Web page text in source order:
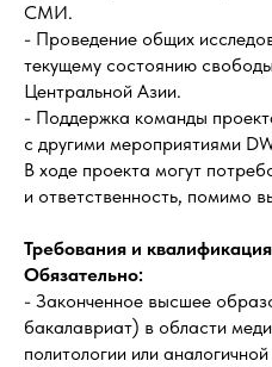
СМИ.
- Проведение общих
текущему состоянию
Центральной Азии.
- Поддержка команды
с другими мероприятиями
В ходе проекта могут
и ответственность, помимо
Требования и квалификация
Обязательно:
- Законченное высшее
бакалавриат) в области
политологии или